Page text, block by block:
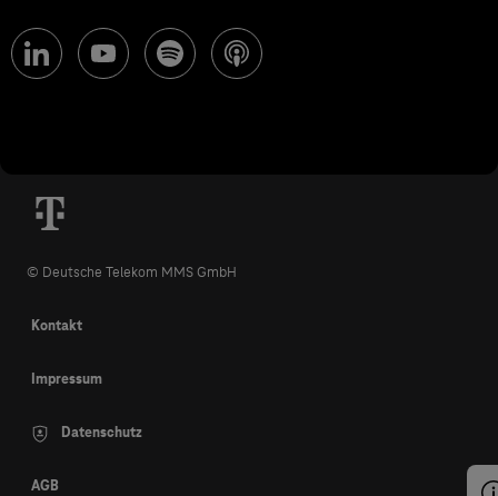
© Deutsche Telekom MMS GmbH
Kontakt
Impressum
Datenschutz
AGB